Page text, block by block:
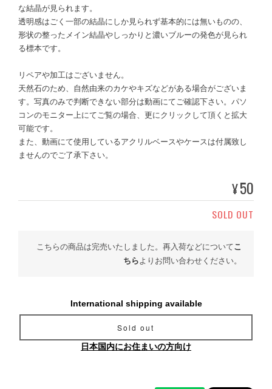
な結晶が見られます。
透明感はごく一部の結晶にしか見られず基本的には無いものの、
形状の整ったメイン結晶やしっかりと濃いブルーの発色が見られ
る標本です。
リペアや加工はございません。
天然石のため、自然由来のカケやキズなどがある場合がございま
す。写真のみで判断できない部分は動画にてご確認下さい。パソ
コンのモニター上にてご覧の場合、更にクリックして頂くと拡大
可能です。
また、動画にて使用しているアクリルベースやケースは付属致し
ませんのでご了承下さい。
¥50
SOLD OUT
こちらの商品は完売いたしました。再入荷などについてこ
ちらよりお問い合わせください。
International shipping available
Sold out
日本国内にお住まいの方向け